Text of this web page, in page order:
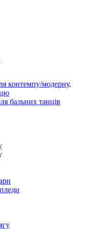
контемпу/модерну,
бальних танців